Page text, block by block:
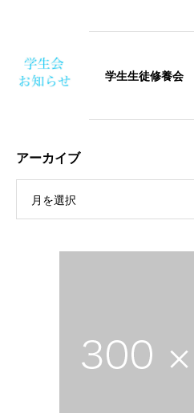
学生生徒修養
アーカイブ
月を選択